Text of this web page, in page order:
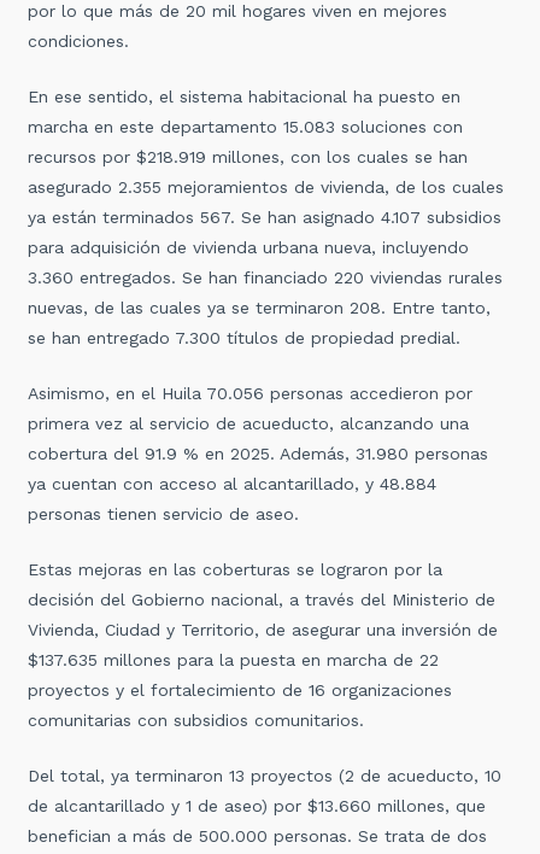
por lo que más de 20 mil hogares viven en mejores
condiciones.
En ese sentido, el sistema habitacional ha puesto en
marcha en este departamento 15.083 soluciones con
recursos por $218.919 millones, con los cuales se han
asegurado 2.355 mejoramientos de vivienda, de los cuales
ya están terminados 567. Se han asignado 4.107 subsidios
para adquisición de vivienda urbana nueva, incluyendo
3.360 entregados. Se han financiado 220 viviendas rurales
nuevas, de las cuales ya se terminaron 208. Entre tanto,
se han entregado 7.300 títulos de propiedad predial.
Asimismo, en el Huila 70.056 personas accedieron por
primera vez al servicio de acueducto, alcanzando una
cobertura del 91.9 % en 2025. Además, 31.980 personas
ya cuentan con acceso al alcantarillado, y 48.884
personas tienen servicio de aseo.
Estas mejoras en las coberturas se lograron por la
decisión del Gobierno nacional, a través del Ministerio de
Vivienda, Ciudad y Territorio, de asegurar una inversión de
$137.635 millones para la puesta en marcha de 22
proyectos y el fortalecimiento de 16 organizaciones
comunitarias con subsidios comunitarios.
Del total, ya terminaron 13 proyectos (2 de acueducto, 10
de alcantarillado y 1 de aseo) por $13.660 millones, que
benefician a más de 500.000 personas. Se trata de dos